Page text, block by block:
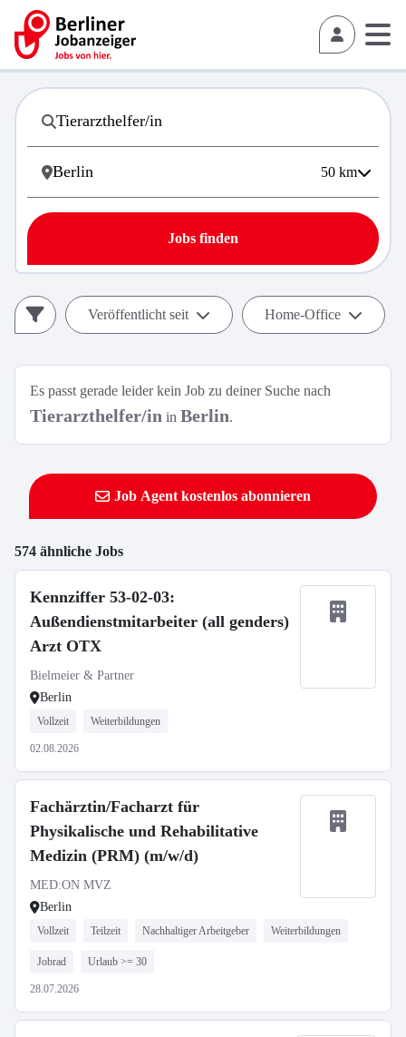
50 km
Jobs finden
Veröffentlicht seit Home-Office
Es passt gerade leider kein Job zu deiner Suche nach
Tierarzthelfer/in in Berlin.
Job Agent kostenlos abonnieren
574 ähnliche Jobs
Kennziffer 53-02-03:
Außendienstmitarbeiter (all genders)
Arzt OTX
Bielmeier & Partner
Berlin
Vollzeit Weiterbildungen
02.08.2026
Fachärztin/Facharzt für
Physikalische und Rehabilitative
Medizin (PRM) (m/w/d)
MEDːON MVZ
Berlin
Vollzeit Teilzeit Nachhaltiger Arbeitgeber Weiterbildungen
Jobrad Urlaub >= 30
28.07.2026